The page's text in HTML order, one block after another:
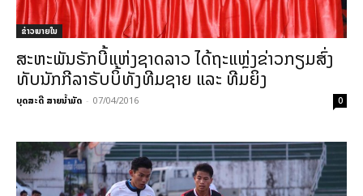
ຂ່າວພາຍ​ໃນ
ສະຫະພັນຣັກບີ້ແຫ່ງຊາດລາວ ໄດ້ຖະແຫຼ່ງຂ່າວກຽມສົ່ງ
ທັບນັກກີລາຣັບບິ້ທັງທີມຊາຍ ແລະ ທີມຍິງ
ບຸດສະດີ ສາຍນ້ຳມັດ - 07/04/2016 0